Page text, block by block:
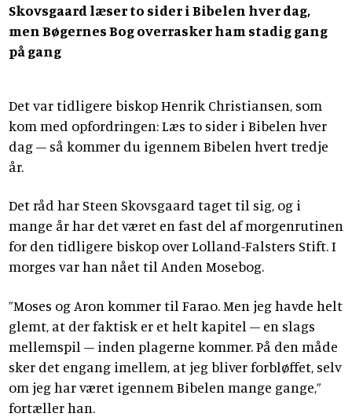
Skovsgaard læser to sider i Bibelen hver dag,
men Bøgernes Bog overrasker ham stadig gang
på gang
Det var tidligere biskop Henrik Christiansen, som
kom med opfordringen: Læs to sider i Bibelen hver
dag – så kommer du igennem Bibelen hvert tredje
år.
Det råd har Steen Skovsgaard taget til sig, og i
mange år har det været en fast del af morgenrutinen
for den tidligere biskop over Lolland-Falsters Stift. I
morges var han nået til Anden Mosebog.
”Moses og Aron kommer til Farao. Men jeg havde helt
glemt, at der faktisk er et helt kapitel – en slags
mellemspil – inden plagerne kommer. På den måde
sker det engang imellem, at jeg bliver forbløffet, selv
om jeg har været igennem Bibelen mange gange,”
fortæller han.